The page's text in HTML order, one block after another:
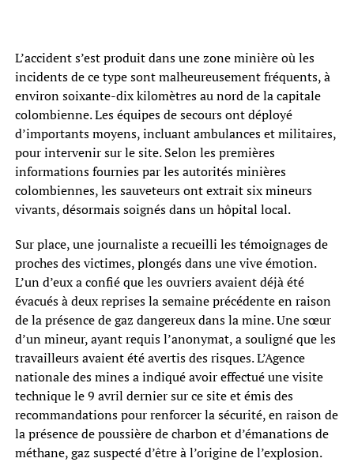
L’accident s’est produit dans une zone minière où les
incidents de ce type sont malheureusement fréquents, à
environ soixante-dix kilomètres au nord de la capitale
colombienne. Les équipes de secours ont déployé
d’importants moyens, incluant ambulances et militaires,
pour intervenir sur le site. Selon les premières
informations fournies par les autorités minières
colombiennes, les sauveteurs ont extrait six mineurs
vivants, désormais soignés dans un hôpital local.
Sur place, une journaliste a recueilli les témoignages de
proches des victimes, plongés dans une vive émotion.
L’un d’eux a confié que les ouvriers avaient déjà été
évacués à deux reprises la semaine précédente en raison
de la présence de gaz dangereux dans la mine. Une sœur
d’un mineur, ayant requis l’anonymat, a souligné que les
travailleurs avaient été avertis des risques. L’Agence
nationale des mines a indiqué avoir effectué une visite
technique le 9 avril dernier sur ce site et émis des
recommandations pour renforcer la sécurité, en raison de
la présence de poussière de charbon et d’émanations de
méthane, gaz suspecté d’être à l’origine de l’explosion.